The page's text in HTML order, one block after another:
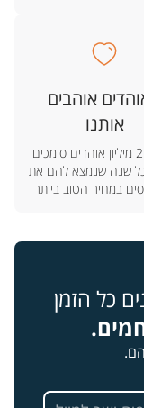
אוהבים
אותנו
מעל 2.5 מיליון אוהדים סומכים
שנה שנמצא להם את
במחיר הטוב ביותר
כל הזמן